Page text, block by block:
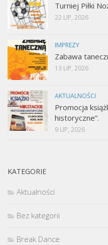
Turniej Piłki
22 LIP, 2026
IMPREZY
Zabawa
13 LIP, 2026
AKTUALNOŚCI
Promocja
historyczne”.
9 LIP, 2026
KATEGORIE
Aktualności
Bez kategorii
Break Dance